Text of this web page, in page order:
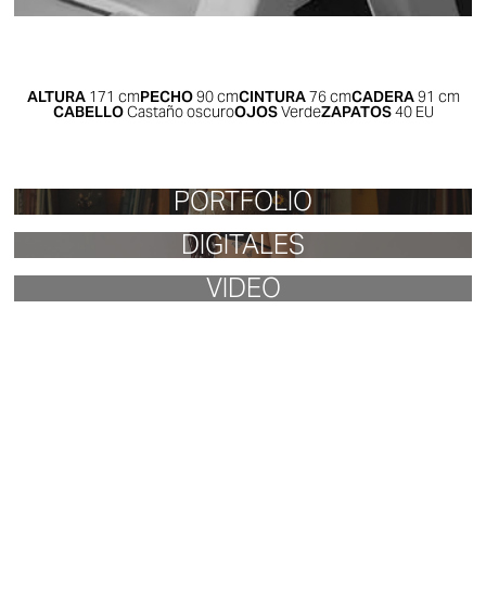
ALTURA 171 cmPECHO90cmCINTURA76cmCADERA91 cm
CABELLOCastaño oscuroOJOSVerdeZAPATOS40EU
PORTFOLIO
DIGITALES
VIDEO